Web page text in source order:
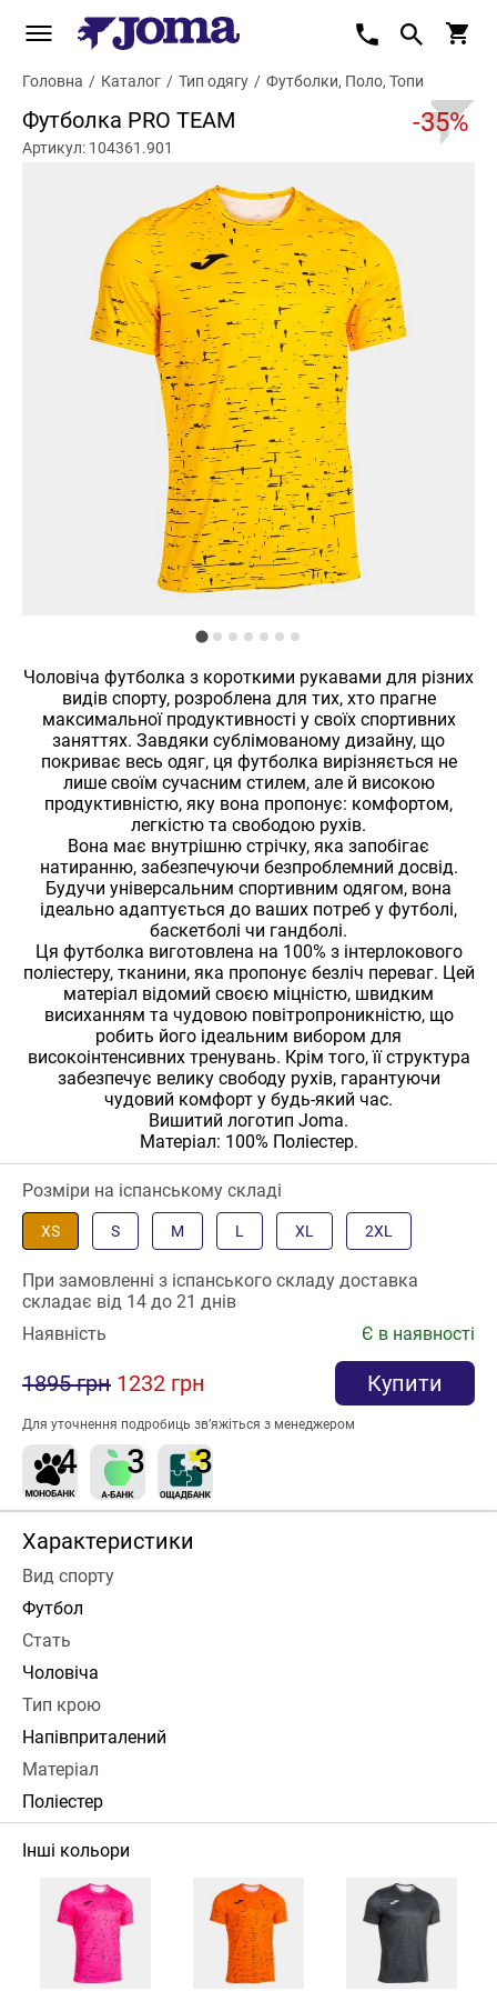
Головна / Каталог / Тип одягу / Футболки, Поло, Топи
Футболка PRO TEAM -35%
Артикул: 104361.901
Чоловіча футболка з короткими рукавами для різних
видів спорту, розроблена для тих, хто прагне
максимальної продуктивності у своїх спортивних
заняттях. Завдяки сублімованому дизайну, що
покриває весь одяг, ця футболка вирізняється не
лише своїм сучасним стилем, але й високою
продуктивністю, яку вона пропонує: комфортом,
легкістю та свободою рухів.
Вона має внутрішню стрічку, яка запобігає
натиранню, забезпечуючи безпроблемний досвід.
Будучи універсальним спортивним одягом, вона
ідеально адаптується до ваших потреб у футболі,
баскетболі чи гандболі.
Ця футболка виготовлена ​​на 100% з інтерлокового
поліестеру, тканини, яка пропонує безліч переваг. Цей
матеріал відомий своєю міцністю, швидким
висиханням та чудовою повітропроникністю, що
робить його ідеальним вибором для
високоінтенсивних тренувань. Крім того, її структура
забезпечує велику свободу рухів, гарантуючи
чудовий комфорт у будь-який час.
Вишитий логотип Joma.
Матеріал: 100% Поліестер.
Розміри на іспанському складі
XS S M L XL 2XL
При замовленні з іспанського складу доставка
складає від 14 до 21 днів
Наявність
Є в наявності
1895 грн 1232 грн Купити
Для уточнення подробиць зв’яжіться з менеджером
Характеристики
Вид спорту
Футбол
Стать
Чоловіча
Тип крою
Напівприталений
Матеріал
Поліестер
Інші кольори